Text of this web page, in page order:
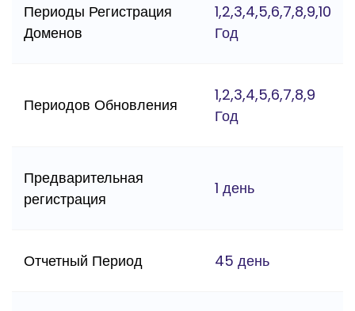
Периоды Регистрация
Доменов
1,2,3,4,5,6,7,8,9,10
Год
Периодов Обновления
1,2,3,4,5,6,7,8,9
Год
Предварительная
регистрация
1 день
Отчетный Период 45 день